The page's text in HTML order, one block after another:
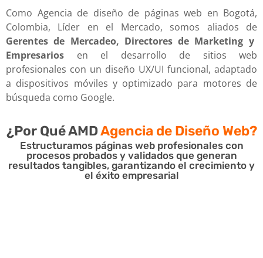
Como Agencia de diseño de páginas web en Bogotá,
Colombia, Líder en el Mercado, somos aliados de
Gerentes de Mercadeo, Directores de Marketing y
Empresarios en el desarrollo de sitios web
profesionales con un diseño UX/UI funcional, adaptado
a dispositivos móviles y optimizado para motores de
búsqueda como Google.
¿Por Qué AMDAgencia de Diseño Web?
Estructuramos páginas web profesionales con
procesos probados y validados que generan
resultados tangibles, garantizando el crecimiento y
el éxito empresarial